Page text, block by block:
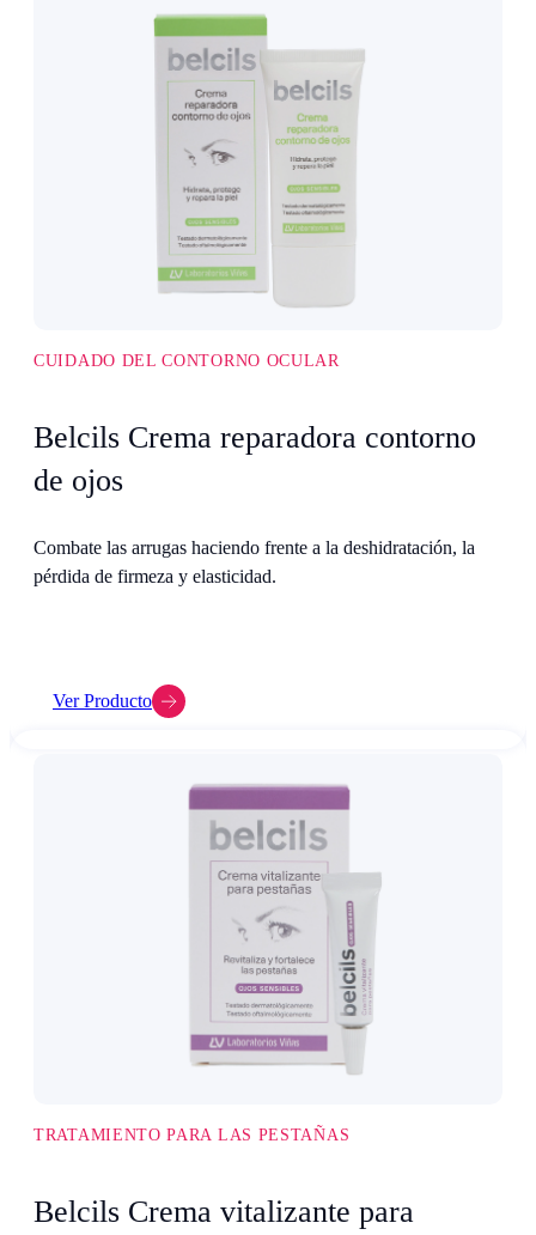
CUIDADO DEL CONTORNO OCULAR
Belcils Crema reparadora contorno
de ojos
Combate las arrugas haciendo frente a la deshidratación, la
pérdida de firmeza y elasticidad.
Ver Producto
TRATAMIENTO PARA LAS PESTAÑAS
Belcils Crema vitalizante para